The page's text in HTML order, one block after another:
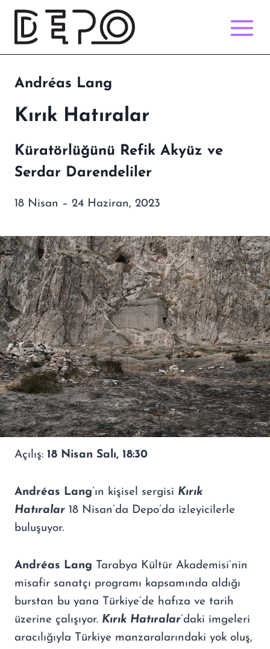
Skip
content
Andréas Lang
Kırık Hatıralar
Küratörlüğünü Refik Akyüz ve
Serdar Darendeliler
18 Nisan – 24 Haziran, 2023
Açılış: 18 Nisan Salı, 18:30
Andréas Lang’ın kişisel sergisi Kırık
Hatıralar 18 Nisan’da Depo’da izleyicilerle
buluşuyor.
Andréas Lang Tarabya Kültür Akademisi’nin
misafir sanatçı programı kapsamında aldığı
burstan bu yana Türkiye’de hafıza ve tarih
üzerine çalışıyor. Kırık Hatıralar’daki imgeleri
aracılığıyla Türkiye manzaralarındaki yok oluş,